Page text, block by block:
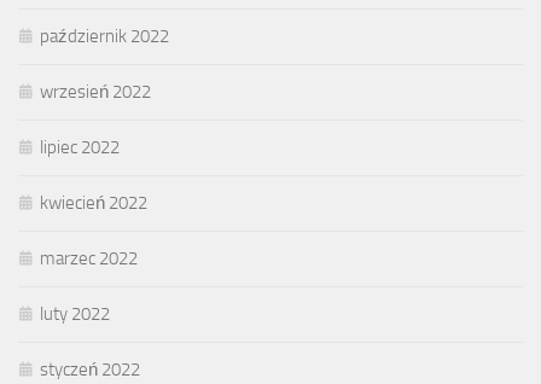
październik 2022
wrzesień 2022
lipiec 2022
kwiecień 2022
marzec 2022
luty 2022
styczeń 2022